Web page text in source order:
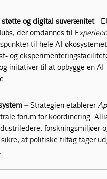
støtte og digital suverænitet-
der omdannes til E
til hele AI-
og
initativer til at opbygge en
–Strategien etablerer
forum for koordinering.
forskningsmiljøer
at politiske tiltag tager